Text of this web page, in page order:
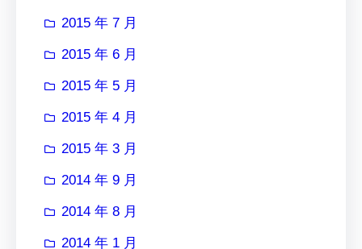
2015 年 7 月
2015 年 6 月
2015 年 5 月
2015 年 4 月
2015 年 3 月
2014 年 9 月
2014 年 8 月
2014 年 1 月